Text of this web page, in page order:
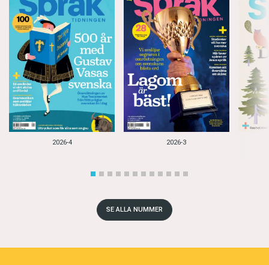
2026-4 2026-3
SE ALLA NUMMER